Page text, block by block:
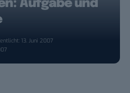
Aufgabe und
13. Juni 2007